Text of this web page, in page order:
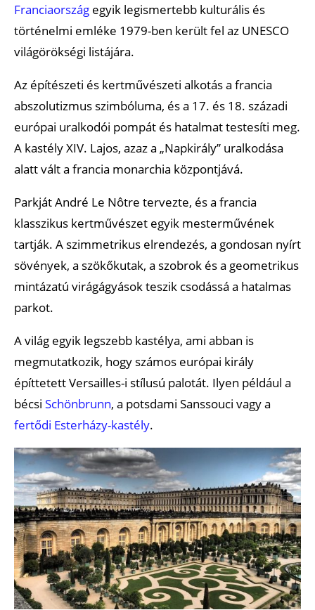
Franciaország egyik legismertebb kulturális és
történelmi emléke 1979-ben került fel az UNESCO
világörökségi listájára.
Az építészeti és kertművészeti alkotás a francia
abszolutizmus szimbóluma, és a 17. és 18. századi
európai uralkodói pompát és hatalmat testesíti meg.
A kastély XIV. Lajos, azaz a „Napkirály” uralkodása
alatt vált a francia monarchia központjává.
Parkját André Le Nôtre tervezte, és a francia
klasszikus kertművészet egyik mesterművének
tartják. A szimmetrikus elrendezés, a gondosan nyírt
sövények, a szökőkutak, a szobrok és a geometrikus
mintázatú virágágyások teszik csodássá a hatalmas
parkot.
A világ egyik legszebb kastélya, ami abban is
megmutatkozik, hogy számos európai király
építtetett Versailles-i stílusú palotát. Ilyen például a
bécsi Schönbrunn, a potsdami Sanssouci vagy a
fertődi Esterházy-kastély.